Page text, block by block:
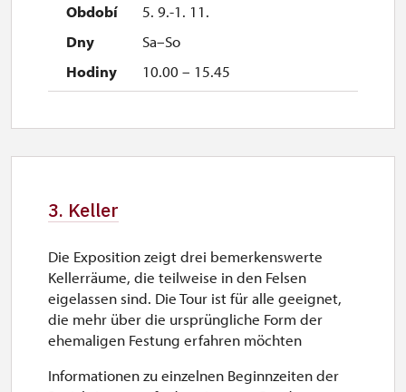
5. 9.-1. 11.
Sa–So
10.00 – 15.45
3. Keller
Die Exposition zeigt drei bemerkenswerte
Kellerräume, die teilweise in den Felsen
eigelassen sind. Die Tour ist für alle geeignet,
die mehr über die ursprüngliche Form der
ehemaligen Festung erfahren möchten
Informationen zu einzelnen Beginnzeiten der